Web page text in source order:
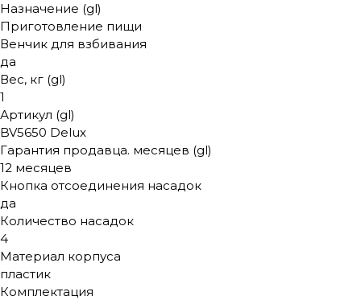
Назначение (gl)
Приготовление пищи
Венчик для взбивания
да
Вес, кг (gl)
1
Артикул (gl)
BV5650 Delux
Гарантия продавца. месяцев (gl)
12 месяцев
Кнопка отсоединения насадок
да
Количество насадок
4
Материал корпуса
пластик
Комплектация